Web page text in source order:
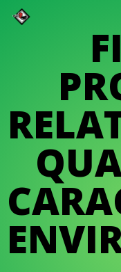
Gérer mes préférences